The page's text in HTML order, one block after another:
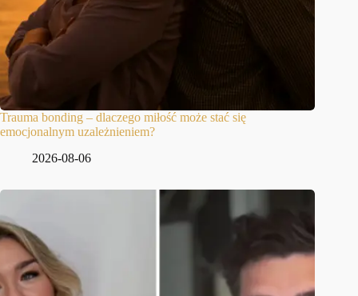
Trauma bonding – dlaczego miłość może stać się
emocjonalnym uzależnieniem?
2026-08-06